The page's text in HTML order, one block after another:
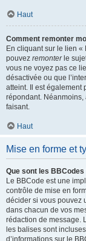
Haut
Comment remonter
En cliquant sur le lien «
pouvez remonterle
vous ne voyez pas ce
désactivée ou que
atteint. Il est également
répondant. Néanmoins,
faisant.
Haut
Mise en forme et
Que sont les BBCodes
Le BBCode est une
contrôle de mise en
décider si vous pouvez
dans chacun de vos
rédaction de message.
les balises sont
d’informations sur le